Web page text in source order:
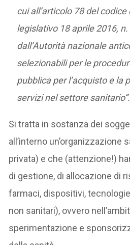
cui all’articolo 78 del
legislativo 18 aprile 2016,
dall’Autorità nazionale
selezionabili per le
pubblica per l’acquisto e la
servizi nel settore sanitario”.
Si tratta in sostanza dei
all’interno un’organizzazione
privata) e che (attenzione!)
di gestione, di allocazione di
farmaci, dispositivi,
non sanitari), ovvero
sperimentazione e